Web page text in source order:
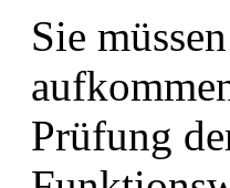
Sie
Prüfung